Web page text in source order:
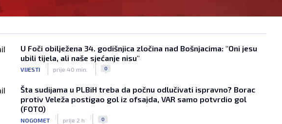
NOGOMET prije 1 h
superzvijezdu? Ovako se maskirao
kako ga ne bi prepoznali na avionu
NOGOMET
| |
se konačno oglasio
NOGOMET
|
prije 1 h
| 0
U Foči obilježena 34. godišnjica zločina nad Bošnjacima: "Oni jesu
ubili tijela, ali naše sjećanje nisu"
VIJESTI
|
prije 40 min.
| 0
Šta sudijama u PLBiH treba da počnu odlučivati ispravno? Borac
protiv Veleža postigao gol iz ofsajda, VAR samo potvrdio gol
(FOTO)
NOGOMET
|
prije 2 h
| 0